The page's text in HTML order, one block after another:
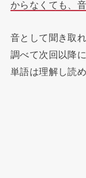
からなくても、
音として聞き取
調べて次回以降
単語は理解し読